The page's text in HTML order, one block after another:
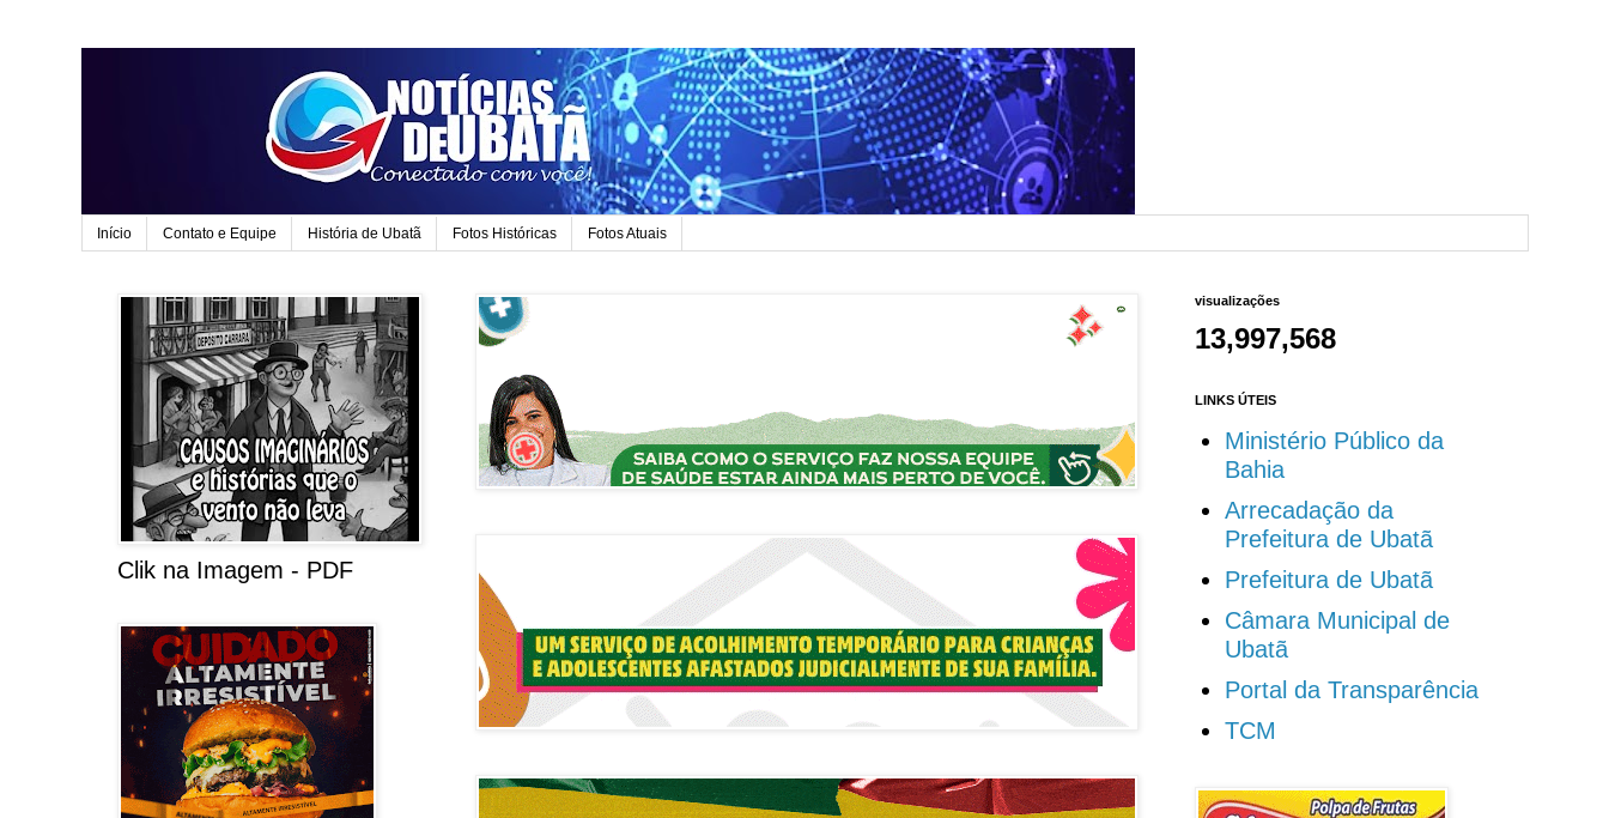
Início Contato e Equipe História de Ubatã Fotos Históricas Fotos Atuais
Clik na Imagem - PDF
visualizações
13,997,568
LINKS ÚTEIS
Ministério Público da
Bahia
Arrecadação da
Prefeitura de Ubatã
Prefeitura de Ubatã
Câmara Municipal de
Ubatã
Portal da Transparência
TCM